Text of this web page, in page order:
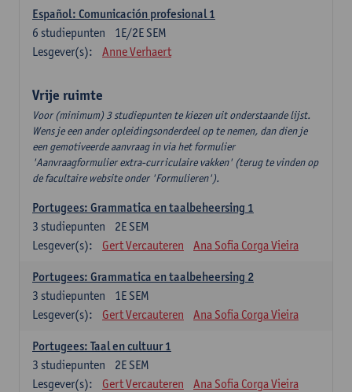
Español: Comunicación profesional 1
1E/2E SEM
6 studiepunten
Lesgever(s):
Anne Verhaert
Vrije ruimte
Voor (minimum) 3 studiepunten te kiezen uit onderstaande lijst.
Wens je een ander opleidingsonderdeel op te nemen, dan dien je
een gemotiveerde aanvraag in via het formulier
'Aanvraagformulier extra-curriculaire vakken' (terug te vinden op
de facultaire website onder 'Formulieren').
Portugees: Grammatica en taalbeheersing 1
2E SEM
3 studiepunten
Lesgever(s):
Gert Vercauteren Ana Sofia Corga Vieira
Portugees: Grammatica en taalbeheersing 2
1E SEM
3 studiepunten
Lesgever(s):
Gert Vercauteren Ana Sofia Corga Vieira
Portugees: Taal en cultuur 1
2E SEM
3 studiepunten
Lesgever(s):
Gert Vercauteren Ana Sofia Corga Vieira